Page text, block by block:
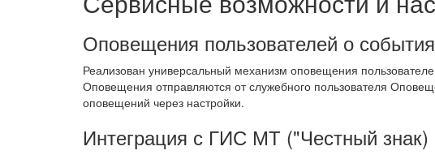
Оповещения пользователей о
Реализован универсальный механизм оповещения
Оповещения отправляются от служебного пользователя
оповещений через настройки.
Интеграция с ГИС МТ ("Честный знак)